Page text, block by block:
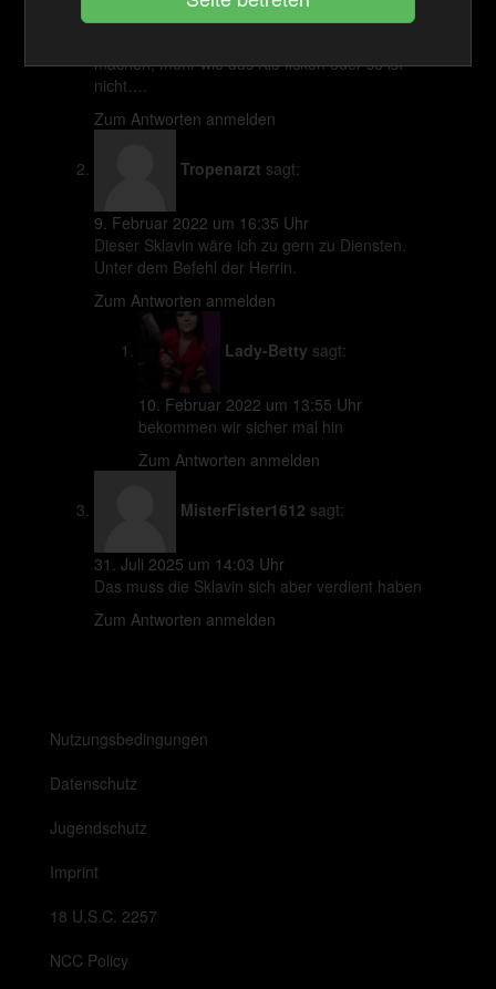
28. Dezember 2021 um 10:49 Uhr
machen, mehr wie das Klo ficken oder so ist
nicht….
Zum Antworten anmelden
Tropenarzt sagt:
9. Februar 2022 um 16:35 Uhr
Dieser Sklavin wäre ich zu gern zu Diensten.
Unter dem Befehl der Herrin.
Zum Antworten anmelden
Lady-Betty sagt:
10. Februar 2022 um 13:55 Uhr
bekommen wir sicher mal hin
Zum Antworten anmelden
MisterFister1612 sagt:
31. Juli 2025 um 14:03 Uhr
Das muss die Sklavin sich aber verdient haben
Zum Antworten anmelden
Nutzungsbedingungen
Datenschutz
Jugendschutz
Imprint
18 U.S.C. 2257
NCC Policy